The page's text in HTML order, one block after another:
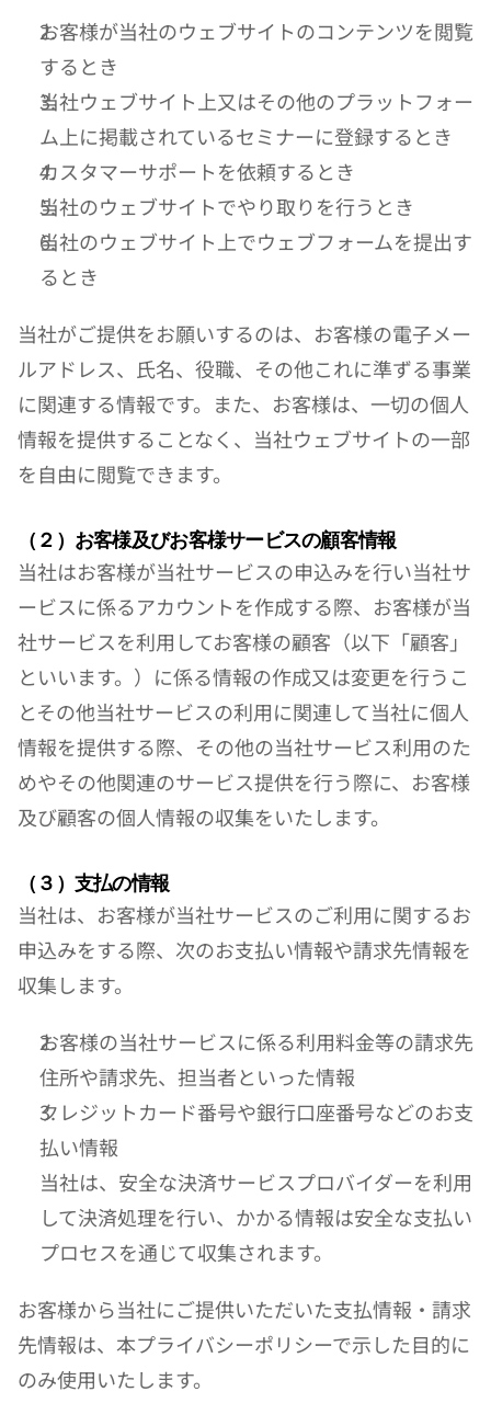
お客様が当社のウェブサイトのコンテンツを閲覧
するとき
当社ウェブサイト上又はその他のプラットフォー
ム上に掲載されているセミナーに登録するとき
カスタマーサポートを依頼するとき
当社のウェブサイトでやり取りを行うとき
当社のウェブサイト上でウェブフォームを提出す
るとき
当社がご提供をお願いするのは、お客様の電子メー
ルアドレス、氏名、役職、その他これに準ずる事業
に関連する情報です。また、お客様は、一切の個人
情報を提供することなく、当社ウェブサイトの一部
を自由に閲覧できます。
（２）お客様及びお客様サービスの顧客情報
当社はお客様が当社サービスの申込みを行い当社サ
ービスに係るアカウントを作成する際、お客様が当
社サービスを利用してお客様の顧客（以下「顧客」
といいます。）に係る情報の作成又は変更を行うこ
とその他当社サービスの利用に関連して当社に個人
情報を提供する際、その他の当社サービス利用のた
めやその他関連のサービス提供を行う際に、お客様
及び顧客の個人情報の収集をいたします。
（３）支払の情報
当社は、お客様が当社サービスのご利用に関するお
申込みをする際、次のお支払い情報や請求先情報を
収集します。
お客様の当社サービスに係る利用料金等の請求先
住所や請求先、担当者といった情報
クレジットカード番号や銀行口座番号などのお支
払い情報
当社は、安全な決済サービスプロバイダーを利用
して決済処理を行い、かかる情報は安全な支払い
プロセスを通じて収集されます。
お客様から当社にご提供いただいた支払情報・請求
先情報は、本プライバシーポリシーで示した目的に
のみ使用いたします。